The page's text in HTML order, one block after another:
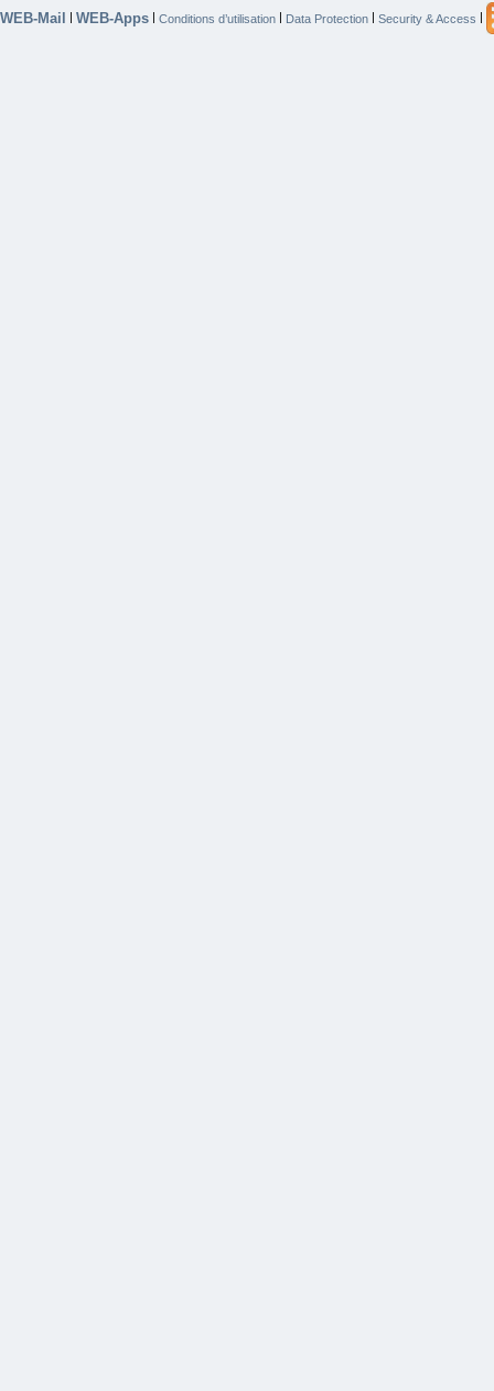
WEB-Mail | WEB-Apps | Conditions d’utilisation | Data Protection | Security & Access |